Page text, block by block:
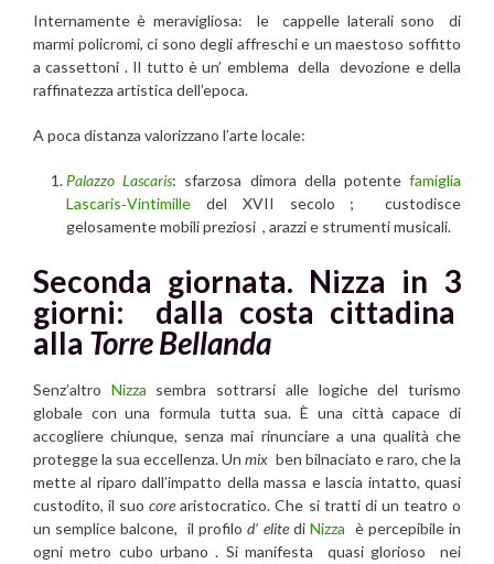
Internamente è meravigliosa: le cappelle laterali sono di
marmi policromi, ci sono degli affreschi e un maestoso soffitto
a cassettoni . Il tutto è un’ emblema della devozione e della
raffinatezza artistica dell’epoca.
A poca distanza valorizzano l’arte locale:
Palazzo Lascaris: sfarzosa dimora della potentefamiglia
Lascaris‑Vintimille del XVII secolo ; custodisce
gelosamente mobili preziosi , arazzi e strumenti musicali.
Seconda giornata. Nizza in 3
giorni: dalla costa cittadina
alla Torre Bellanda
Senz’altro Nizza sembra sottrarsi alle logiche del turismo
globale con una formula tutta sua. È una città capace di
accogliere chiunque, senza mai rinunciare a una qualità che
protegge la sua eccellenza. Unmix ben bilnaciato e raro, che la
mette al riparo dall’impatto della massa e lascia intatto, quasi
custodito, il suocorearistocratico. Che si tratti di un teatro o
un semplice balcone, il profilod’ elitediNizza è percepibile in
ogni metro cubo urbano . Si manifesta quasi glorioso nei